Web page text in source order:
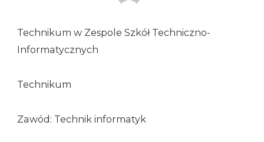
Technikum w Zespole Szkół Techniczno-
Informatycznych
Technikum
Zawód: Technik informatyk